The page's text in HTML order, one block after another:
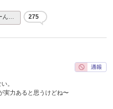
ん… 275
。
実力あると思うけどね〜